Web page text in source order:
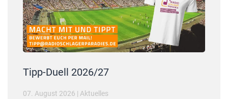
Tipp-Duell 2026/27
07. August 2026 | Aktuelles